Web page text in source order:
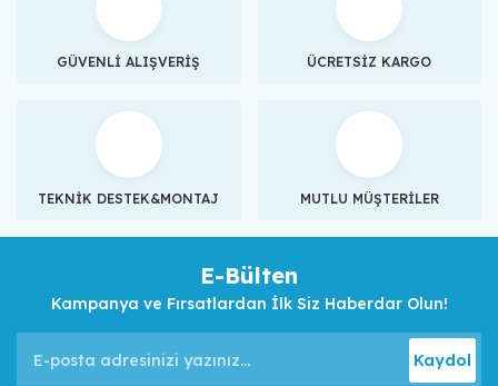
GÜVENLİ ALIŞVERİŞ ÜCRETSİZ KARGO
TEKNİK DESTEK&MONTAJ MUTLU MÜŞTERİLER
E-Bülten
Kampanya ve Fırsatlardan İlk Siz Haberdar Olun!
Kaydol